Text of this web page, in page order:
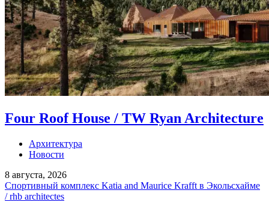
Four Roof House / TW Ryan Architecture
Архитектура
Новости
8 августа, 2026
Спортивный комплекс Katia and Maurice Krafft в Экольсхайме
/ rhb architectes